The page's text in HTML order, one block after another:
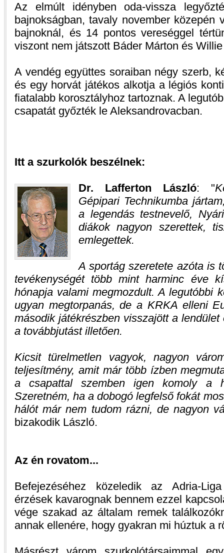
Az elmúlt idényben oda-vissza
bajnokságban, tavaly november közepén
bajnoknál, és 14 pontos vereséggel
viszont nem játszott Báder Márton és
A vendég együttes soraiban négy szerb,
és egy horvát játékos alkotja a légiós
fiatalabb korosztályhoz tartoznak. A
csapatát győzték le Aleksandrovacban.
Itt a szurkolók beszélnek:
Dr. Lafferton László:
Gépipari Technikumba
a legendás testnevelő,
diákok nagyon szerettek,
emlegettek.
A sportág szeretete azóta is
tevékenységét több mint harminc éve
hónapja valami megmozdult. A legutóbbi
ugyan megtorpanás, de a KRKA elleni
második játékrészben visszajött a
a továbbjutást illetően.
Kicsit türelmetlen vagyok, nagyon
teljesítmény, amit már több ízben
a csapattal szemben igen komoly a
Szeretném, ha a dobogó legfelső fokát
hálót már nem tudom rázni, de nagyon
bizakodik László.
Az én rovatom...
Befejezéséhez közeledik az Adria-
érzések kavarognak bennem ezzel
vége szakad az általam remek
annak ellenére, hogy gyakran mi húztuk a